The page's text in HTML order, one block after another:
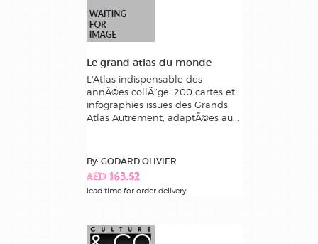
Le grand atlas du monde
L'Atlas indispensable des
annÃ©es collÃ¨ge. 200 cartes et
infographies issues des Grands
Atlas Autrement, adaptÃ©es au...
By: GODARD OLIVIER
AED 163.52
lead time for order delivery